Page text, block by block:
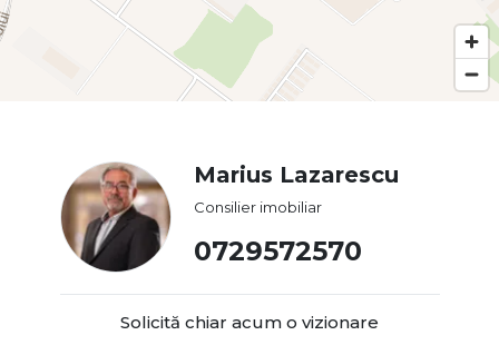
Marius Lazarescu
Consilier imobiliar
0729572570
Solicită chiar acum o vizionare